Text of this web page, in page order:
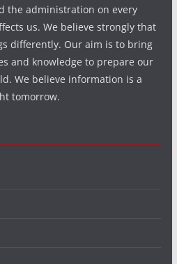
the administration on every
us. We believe strongly that
differently. Our aim is to bring
and knowledge to prepare our
We believe information is a
tomorrow.